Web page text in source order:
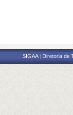
SIGAA | Diretoria de